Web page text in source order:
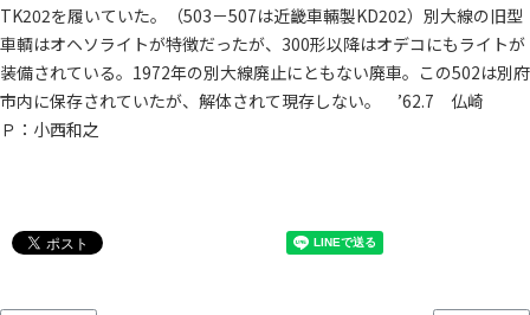
TK202を履いていた。（503－507は近畿車輛製KD202）別大線の旧型
車輌はオヘソライトが特徴だったが、300形以降はオデコにもライトが
装備されている。1972年の別大線廃止にともない廃車。この502は別府
市内に保存されていたが、解体されて現存しない。 ’62.7 仏崎
Ｐ：小西和之